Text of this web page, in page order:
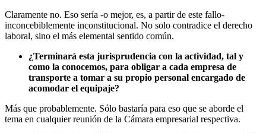
Claramente no. Eso sería -o mejor, es, a partir de este fallo-
inconcebiblemente inconstitucional. No solo contradice el derecho
laboral, sino el más elemental sentido común.
¿Terminará esta jurisprudencia con la actividad, tal y
como la conocemos, para obligar a cada empresa de
transporte a tomar a su propio personal encargado de
acomodar el equipaje?
Más que probablemente. Sólo bastaría para eso que se aborde el
tema en cualquier reunión de la Cámara empresarial respectiva.